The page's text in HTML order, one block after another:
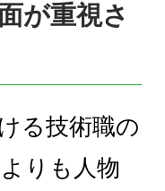
が重視さ
る技術職の
りも人物